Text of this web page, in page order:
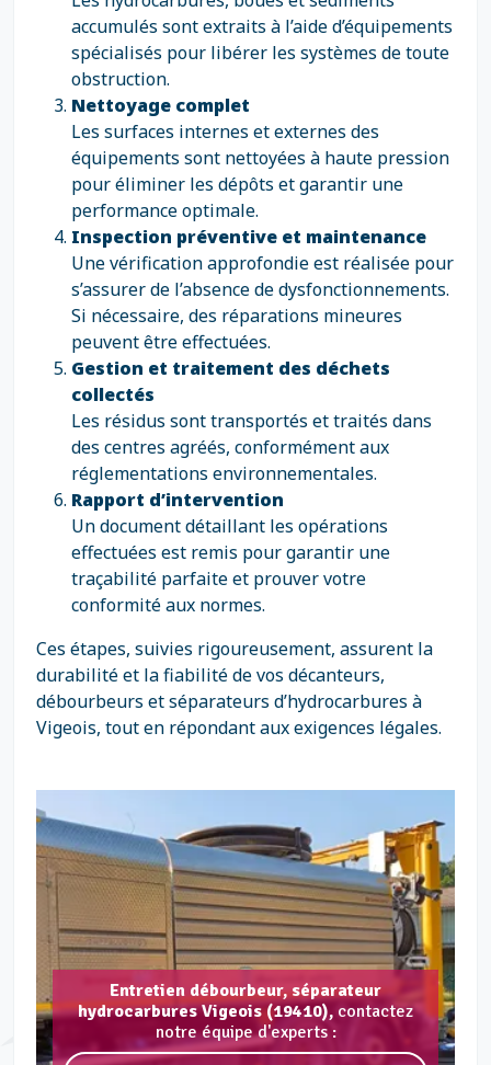
accumulés sont extraits à l’aide d’équipements
spécialisés pour libérer les systèmes de toute
obstruction.
Nettoyage complet
Les surfaces internes et externes des
équipements sont nettoyées à haute pression
pour éliminer les dépôts et garantir une
performance optimale.
Inspection préventive et maintenance
Une vérification approfondie est réalisée pour
s’assurer de l’absence de dysfonctionnements.
Si nécessaire, des réparations mineures
peuvent être effectuées.
Gestion et traitement des déchets
collectés
Les résidus sont transportés et traités dans
des centres agréés, conformément aux
réglementations environnementales.
Rapport d’intervention
Un document détaillant les opérations
effectuées est remis pour garantir une
traçabilité parfaite et prouver votre
conformité aux normes.
Ces étapes, suivies rigoureusement, assurent la
durabilité et la fiabilité de vos décanteurs,
débourbeurs et séparateurs d’hydrocarbures à
Vigeois, tout en répondant aux exigences légales.
Entretien débourbeur, séparateur
hydrocarbures Vigeois (19410), contactez
notre équipe d'experts :